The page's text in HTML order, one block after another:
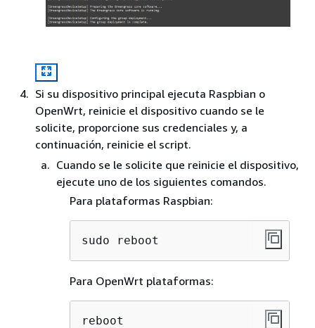
Si su dispositivo principal ejecuta Raspbian o
OpenWrt, reinicie el dispositivo cuando se le
solicite, proporcione sus credenciales y, a
continuación, reinicie el script.
Cuando se le solicite que reinicie el dispositivo,
ejecute uno de los siguientes comandos.
Para plataformas Raspbian:
sudo reboot
Para OpenWrt plataformas:
reboot